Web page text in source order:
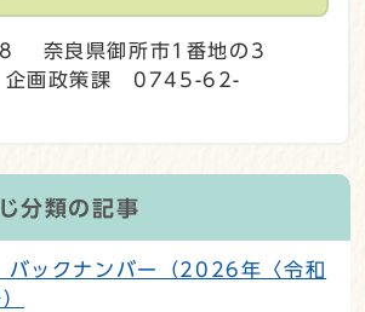
奈良県御所市1番地の3
企画政策課 0745-62-
分類の記事
バックナンバー（2026年〈令和